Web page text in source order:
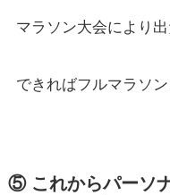
マラソン大会により出
できればフルマラソ
⑤ これからパーソ